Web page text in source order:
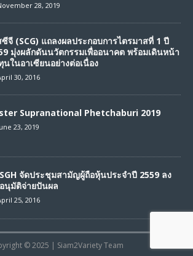
28, 2019
ซีจี (SCG) แถลงผลประกอบการไตรมาสที่ 1 ปี
มุ่งผลักดันนวัตกรรมเพื่ออนาคต พร้อมเดินหน้า
นในอาเซียนอย่างต่อเนื่อง
30, 2016
Supranational Phetchaburi 2019
23, 2019
จัดประชุมสามัญผู้ถือหุ้นประจำปี 2559 ลง
นุมัติจ่ายปันผล
25, 2016
© 2025 | Siam2Variety Team